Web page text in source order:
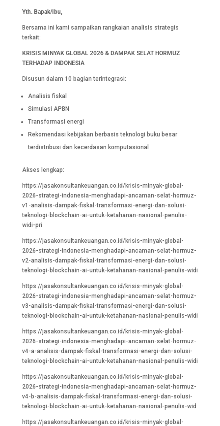
Yth. Bapak/Ibu,
Bersama ini kami sampaikan rangkaian analisis strategis
terkait:
KRISIS MINYAK GLOBAL 2026 & DAMPAK SELAT HORMUZ
TERHADAP INDONESIA
Disusun dalam 10 bagian terintegrasi:
Analisis fiskal
Simulasi APBN
Transformasi energi
Rekomendasi kebijakan berbasis teknologi buku besar
terdistribusi dan kecerdasan komputasional
Akses lengkap:
https://jasakonsultankeuangan.co.id/krisis-minyak-global-
2026-strategi-indonesia-menghadapi-ancaman-selat-hormuz-
v1-analisis-dampak-fiskal-transformasi-energi-dan-solusi-
teknologi-blockchain-ai-untuk-ketahanan-nasional-penulis-
widi-pri
https://jasakonsultankeuangan.co.id/krisis-minyak-global-
2026-strategi-indonesia-menghadapi-ancaman-selat-hormuz-
v2-analisis-dampak-fiskal-transformasi-energi-dan-solusi-
teknologi-blockchain-ai-untuk-ketahanan-nasional-penulis-widi
https://jasakonsultankeuangan.co.id/krisis-minyak-global-
2026-strategi-indonesia-menghadapi-ancaman-selat-hormuz-
v3-analisis-dampak-fiskal-transformasi-energi-dan-solusi-
teknologi-blockchain-ai-untuk-ketahanan-nasional-penulis-widi
https://jasakonsultankeuangan.co.id/krisis-minyak-global-
2026-strategi-indonesia-menghadapi-ancaman-selat-hormuz-
v4-a-analisis-dampak-fiskal-transformasi-energi-dan-solusi-
teknologi-blockchain-ai-untuk-ketahanan-nasional-penulis-widi
https://jasakonsultankeuangan.co.id/krisis-minyak-global-
2026-strategi-indonesia-menghadapi-ancaman-selat-hormuz-
v4-b-analisis-dampak-fiskal-transformasi-energi-dan-solusi-
teknologi-blockchain-ai-untuk-ketahanan-nasional-penulis-wid
https://jasakonsultankeuangan.co.id/krisis-minyak-global-